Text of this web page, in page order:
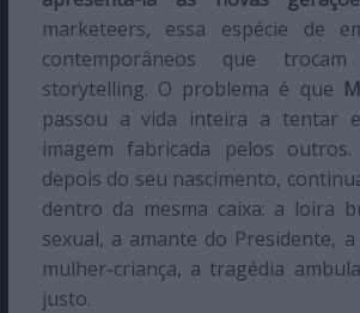
marketeers, essa espécie de
contemporâneos que
storytelling. O problema é que
passou a vida inteira a tentar
imagem fabricada pelos
depois do seu nascimento,
dentro da mesma caixa: a loira
sexual, a amante do Presidente,
mulher-criança, a tragédia
justo.